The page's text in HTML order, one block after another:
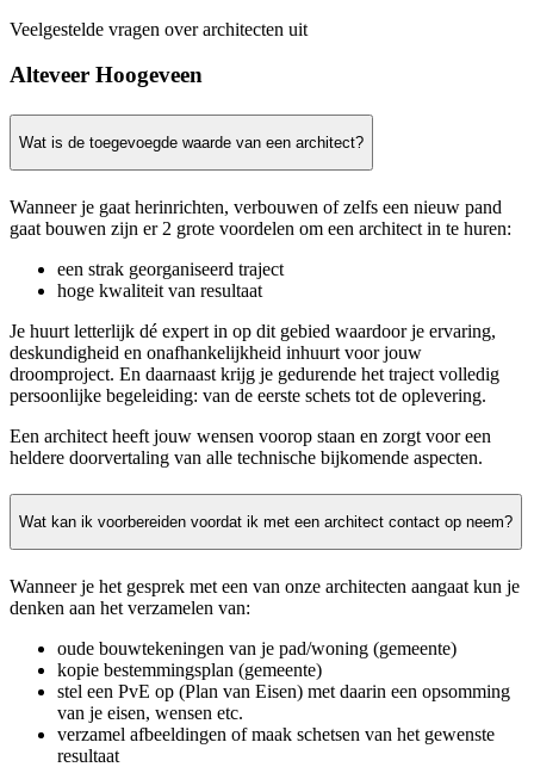
Veelgestelde vragen over architecten uit
Alteveer Hoogeveen
Wat is de toegevoegde waarde van een architect?
Wanneer je gaat herinrichten, verbouwen of zelfs een nieuw pand
gaat bouwen zijn er 2 grote voordelen om een architect in te huren:
een strak georganiseerd traject
hoge kwaliteit van resultaat
Je huurt letterlijk dé expert in op dit gebied waardoor je ervaring,
deskundigheid en onafhankelijkheid inhuurt voor jouw
droomproject. En daarnaast krijg je gedurende het traject volledig
persoonlijke begeleiding: van de eerste schets tot de oplevering.
Een architect heeft jouw wensen voorop staan en zorgt voor een
heldere doorvertaling van alle technische bijkomende aspecten.
Wat kan ik voorbereiden voordat ik met een architect contact op neem?
Wanneer je het gesprek met een van onze architecten aangaat kun je
denken aan het verzamelen van:
oude bouwtekeningen van je pad/woning (gemeente)
kopie bestemmingsplan (gemeente)
stel een PvE op (Plan van Eisen) met daarin een opsomming
van je eisen, wensen etc.
verzamel afbeeldingen of maak schetsen van het gewenste
resultaat